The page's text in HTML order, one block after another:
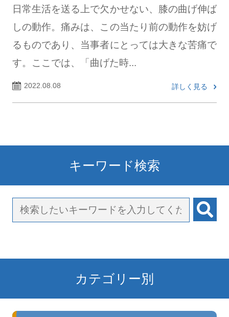
日常生活を送る上で欠かせない、膝の曲げ伸ば
しの動作。痛みは、この当たり前の動作を妨げ
るものであり、当事者にとっては大きな苦痛で
す。ここでは、「曲げた時...
2022.08.08 詳しく見る
キーワード検索
カテゴリー別